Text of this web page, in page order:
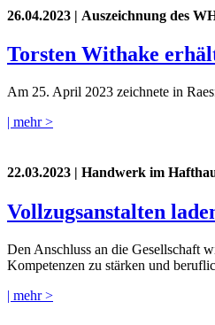
26.04.2023 | Auszeichnung des
Torsten Withake
Am 25. April 2023 zeichnete in
| mehr >
22.03.2023 | Handwerk im
Vollzugsanstalten
Den Anschluss an die Gesellschaft
Kompetenzen zu stärken und
| mehr >